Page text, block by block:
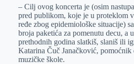
– Cilj ovog koncerta je (osim
pred publikom, koje je u proteklom
ređe zbog epidemiološke situacije)
broja paketića za pomenutu decu, a
prethodnih godina slatkiš, slaniš ili
Katarina Čuč Janačković, pomoćnik
muzičke škole.